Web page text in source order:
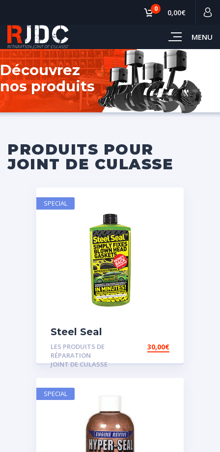
MENU
0 0,00€
Découvrez
nos produits
PRODUITS POUR
JOINT DE CULASSE
Steel Seal
LES PRODUITS DE
RÉPARATION
JOINT DE CULASSE
30,00€
SPECIAL
SPECIAL